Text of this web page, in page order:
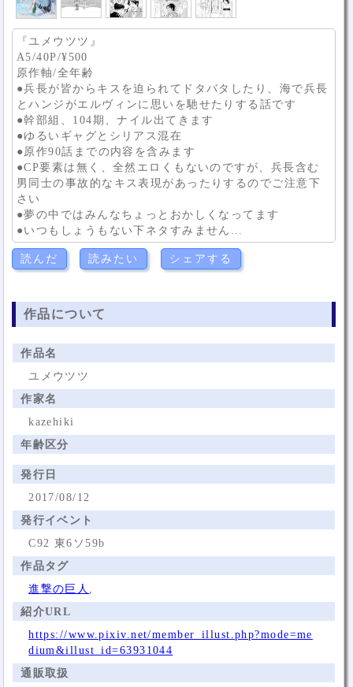
『ユメウツツ』
A5/40P/¥500
原作軸/全年齢
●兵長が皆からキスを迫られてドタバタしたり、海で兵長
とハンジがエルヴィンに思いを馳せたりする話です
●幹部組、104期、ナイル出てきます
●ゆるいギャグとシリアス混在
●原作90話までの内容を含みます
●CP要素は無く、全然エロくもないのですが、兵長含む
男同士の事故的なキス表現があったりするのでご注意下
さい
●夢の中ではみんなちょっとおかしくなってます
●いつもしょうもない下ネタすみません…
読んだ 読みたい シェアする
作品について
作品名
ユメウツツ
作家名
kazehiki
年齢区分
発行日
2017/08/12
発行イベント
C92 東6ソ59b
作品タグ
進撃の巨人
紹介URL
https://www.pixiv.net/member_illust.php?mode=me
dium&illust_id=63931044
通販取扱